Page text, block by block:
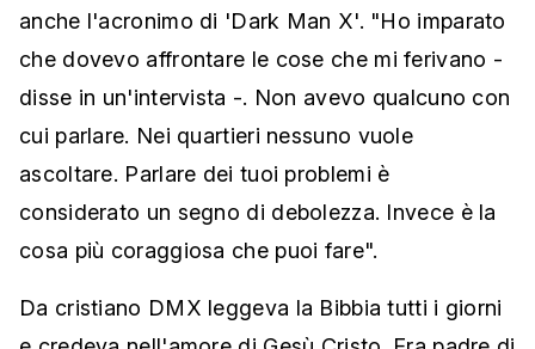
anche l'acronimo di 'Dark Man X'. "Ho imparato
che dovevo affrontare le cose che mi ferivano -
disse in un'intervista -. Non avevo qualcuno con
cui parlare. Nei quartieri nessuno vuole
ascoltare. Parlare dei tuoi problemi è
considerato un segno di debolezza. Invece è la
cosa più coraggiosa che puoi fare".
Da cristiano DMX leggeva la Bibbia tutti i giorni